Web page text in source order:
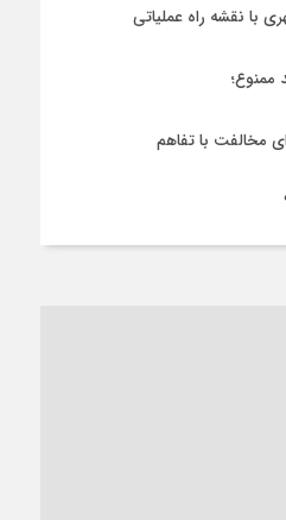
با نقشه راه عملیاتی
ممنوع؛
مخالفت با تفاهم